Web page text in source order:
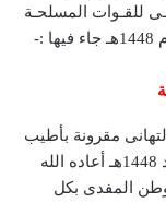
للقـوات المسلحـة
مقرونة بأطيب
الأمنيات بمناسبة إستقبال العام الهجرى الجديد 1448هـ أعاده الله
المفدى بكل